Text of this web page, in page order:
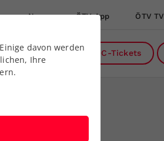
News ÖTV App ÖTV TV
Kreise DC-Tickets
davon werden
Ihre